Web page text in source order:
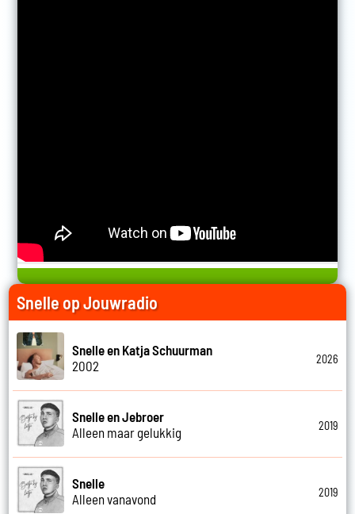
Snelle op Jouwradio
Snelle en Katja Schuurman
2002
2026
Snelle en Jebroer
Alleen maar gelukkig
2019
Snelle
Alleen vanavond
2019